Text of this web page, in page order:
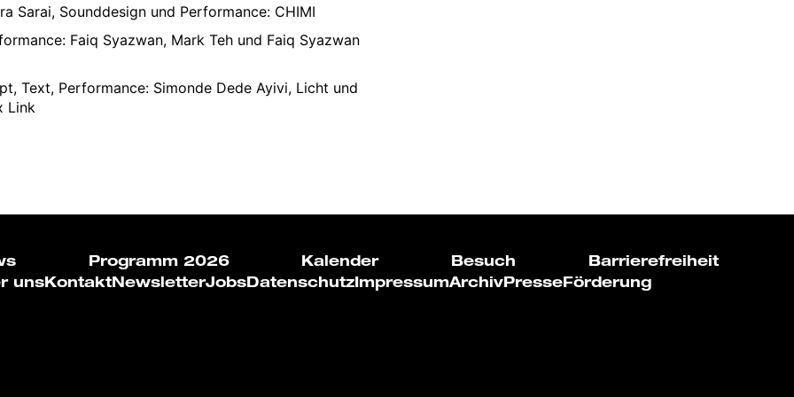
Sarai, Sounddesign und Performance: CHIMI
Faiq Syazwan, Mark Teh und Faiq Syazwan
Text, Performance: Simonde Dede Ayivi, Licht und
Link
Programm 2026 Kalender Besuch
Barrierefreiheit
unsKontaktNewsletterJobsDatenschutzImpressumArchivPresseFörderung